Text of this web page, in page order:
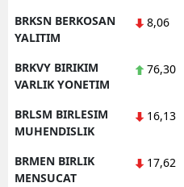
BRKSN BERKOSAN
YALITIM
8,06
BRKVY BIRIKIM
VARLIK YONETIM
76,30
BRLSM BIRLESIM
MUHENDISLIK
16,13
BRMEN BIRLIK
MENSUCAT
17,62